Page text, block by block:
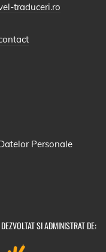
traduceri.ro
Personale
SI ADMINISTRAT DE: